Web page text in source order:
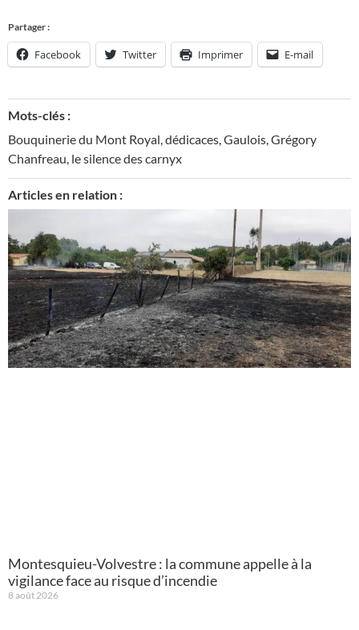
Partager :
Facebook Twitter Imprimer E-mail
Mots-clés :
Bouquinerie du Mont Royal,dédicaces,Gaulois,Grégory
Chanfreau, le silence des carnyx
Articles en relation :
Montesquieu-Volvestre : la commune appelle à la
vigilance face au risque d’incendie
8 août 2026